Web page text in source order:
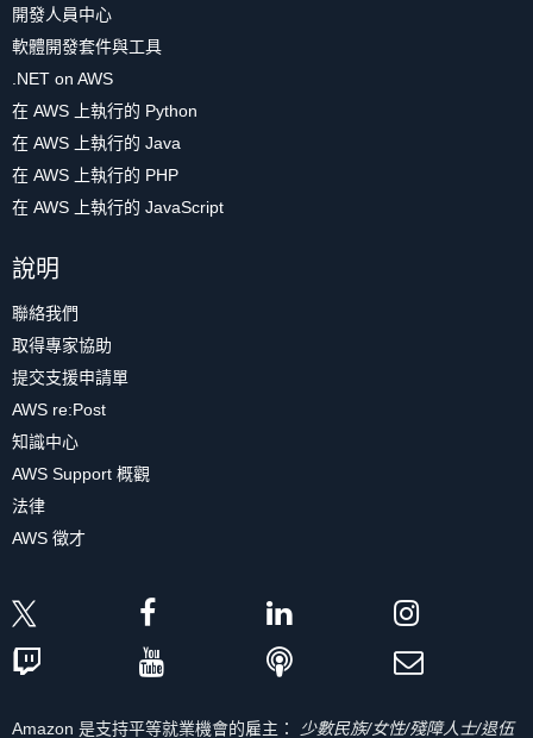
開發人員中心
軟體開發套件與工具
.NET on AWS
在 AWS 上執行的 Python
在 AWS 上執行的 Java
在 AWS 上執行的 PHP
在 AWS 上執行的 JavaScript
說明
聯絡我們
取得專家協助
提交支援申請單
AWS re:Post
知識中心
AWS Support 概觀
法律
AWS 徵才
Amazon 是支持平等就業機會的雇主： 少數民族/女性/殘障人士/退伍